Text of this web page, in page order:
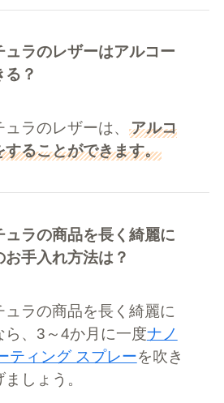
ュラのレザーはアルコー
る？
ラのレザーは、 アルコ
することができます。
ュラの商品を長く綺麗に
手入れ方法は？
ュラの商品を長く綺麗に
ら、3～4か月に一度ナノ
ティング スプレーを吹き
しょう。